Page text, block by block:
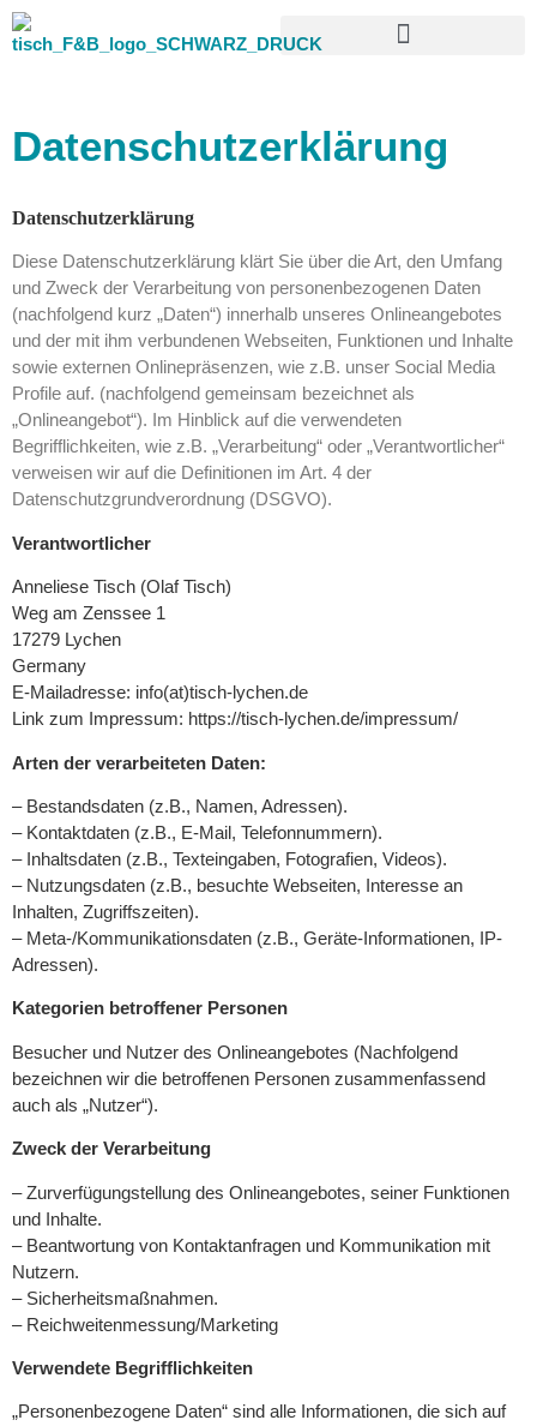
Datenschutzerklärung
Datenschutzerklärung
Diese Datenschutzerklärung klärt Sie über die Art, den Umfang
und Zweck der Verarbeitung von personenbezogenen Daten
(nachfolgend kurz „Daten“) innerhalb unseres Onlineangebotes
und der mit ihm verbundenen Webseiten, Funktionen und Inhalte
sowie externen Onlinepräsenzen, wie z.B. unser Social Media
Profile auf. (nachfolgend gemeinsam bezeichnet als
„Onlineangebot“). Im Hinblick auf die verwendeten
Begrifflichkeiten, wie z.B. „Verarbeitung“ oder „Verantwortlicher“
verweisen wir auf die Definitionen im Art. 4 der
Datenschutzgrundverordnung (DSGVO).
Verantwortlicher
Anneliese Tisch (Olaf Tisch)
Weg am Zenssee 1
17279 Lychen
Germany
E-Mailadresse: info(at)tisch-lychen.de
Link zum Impressum: https://tisch-lychen.de/impressum/
Arten der verarbeiteten Daten:
– Bestandsdaten (z.B., Namen, Adressen).
– Kontaktdaten (z.B., E-Mail, Telefonnummern).
– Inhaltsdaten (z.B., Texteingaben, Fotografien, Videos).
– Nutzungsdaten (z.B., besuchte Webseiten, Interesse an
Inhalten, Zugriffszeiten).
– Meta-/Kommunikationsdaten (z.B., Geräte-Informationen, IP-
Adressen).
Kategorien betroffener Personen
Besucher und Nutzer des Onlineangebotes (Nachfolgend
bezeichnen wir die betroffenen Personen zusammenfassend
auch als „Nutzer“).
Zweck der Verarbeitung
– Zurverfügungstellung des Onlineangebotes, seiner Funktionen
und Inhalte.
– Beantwortung von Kontaktanfragen und Kommunikation mit
Nutzern.
– Sicherheitsmaßnahmen.
– Reichweitenmessung/Marketing
Verwendete Begrifflichkeiten
„Personenbezogene Daten“ sind alle Informationen, die sich auf